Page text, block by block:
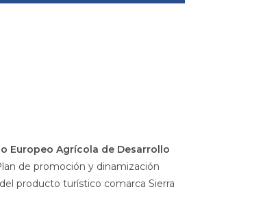
Europeo Agrícola de Desarrollo
de promoción y dinamización
producto turístico comarca Sierra